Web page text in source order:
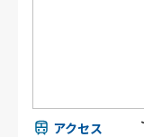
アクセス